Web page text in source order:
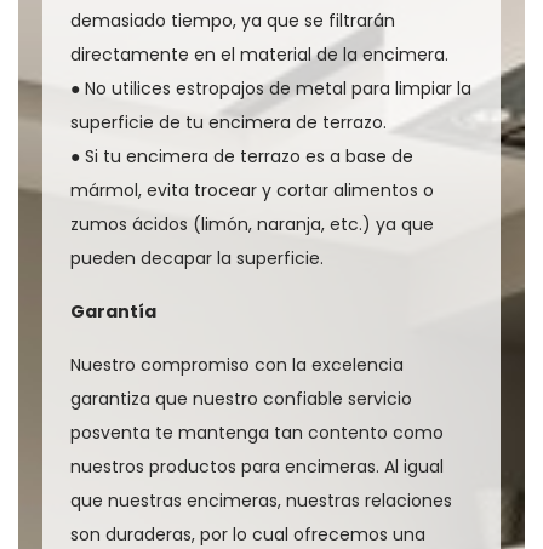
demasiado tiempo, ya que se filtrarán
directamente en el material de la encimera.
● No utilices estropajos de metal para limpiar la
superficie de tu encimera de terrazo.
● Si tu encimera de terrazo es a base de
mármol, evita trocear y cortar alimentos o
zumos ácidos (limón, naranja, etc.) ya que
pueden decapar la superficie.
Garantía
Nuestro compromiso con la excelencia
garantiza que nuestro confiable servicio
posventa te mantenga tan contento como
nuestros productos para encimeras. Al igual
que nuestras encimeras, nuestras relaciones
son duraderas, por lo cual ofrecemos una